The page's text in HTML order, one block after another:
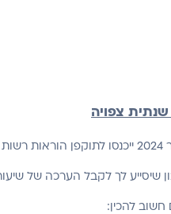
צפויה
שיסייע לך לקבל הערכה של
חשוב להכין: